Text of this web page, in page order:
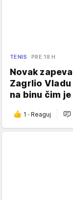
TENIS PRE 18 H
Novak
Zagrlio
na binu čim
1 · Reaguj